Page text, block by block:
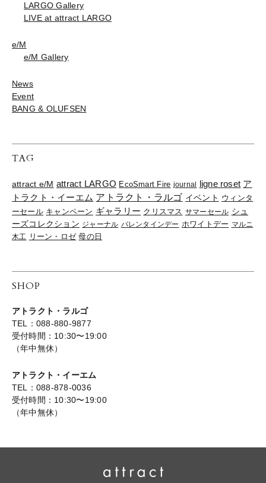
LARGO Gallery
LIVE at attract LARGO
e/M
e/M Gallery
News
Event
BANG & OLUFSEN
TAG
attract e/M attract LARGO EcoSmart Fire journal ligne roset ア
トラクト・イーエム アトラクト・ラルゴ イベント ウィンタ
ーセール キャンペーン ギャラリー クリスマス サマーセール シュ
ーズコレクション ジャーナル バレンタインデー ホワイトデー マルニ
木工 リーン・ロゼ 母の日
SHOP
アトラクト・ラルゴ
TEL：088-880-9877
受付時間：10:30〜19:00
（年中無休）
アトラクト・イーエム
TEL：088-878-0036
受付時間：10:30〜19:00
（年中無休）